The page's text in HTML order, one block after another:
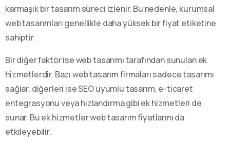
karmaşık bir tasarım süreci izlenir. Bu nedenle, kurumsal
web tasarımları genellikle daha yüksek bir fiyat etiketine
sahiptir.
Bir diğer faktör ise web tasarımı tarafından sunulan ek
hizmetlerdir. Bazı web tasarım firmaları sadece tasarımı
sağlar, diğerleri ise SEO uyumlu tasarım, e-ticaret
entegrasyonu veya hızlandırma gibi ek hizmetleri de
sunar. Bu ek hizmetler web tasarım fiyatlarını da
etkileyebilir.